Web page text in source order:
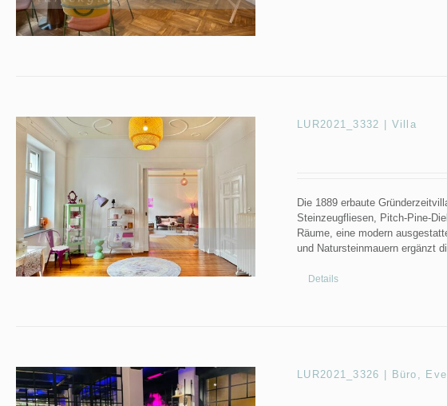
LUR2021_3332 | Villa
Die 1889 erbaute
Steinzeugfliesen, Pitch-Pine-
Räume, eine modern
und Natursteinmauern ergänzt
Details
LUR2021_3326 | Büro,